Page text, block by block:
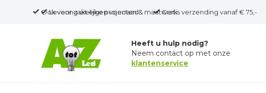
Levering uit eigen voorraad Gratis verzending vanaf € 75,-
Ook voor zakelijke projecten & maatwerk
Heeft u hulp nodig?
Neem contact op met onze
klantenservice